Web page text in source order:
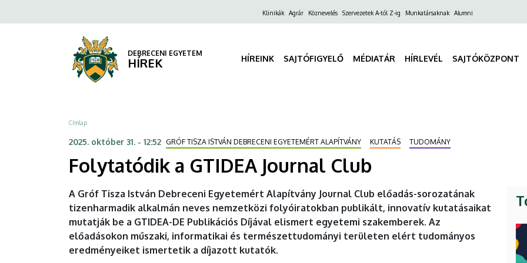
DEBRECENI
EGYETEM
a
FelsőKlinikák Agrár Köznevelés Szervezetek A-tól Z-ig Munkatársaknak Alumni
DEBRECENI EGYETEM
HÍREK HÍREINK SAJTÓFIGYELŐ MÉDIATÁR HÍRLEVÉL SAJTÓKÖZPONT
Morzsa
Címlap
2025. október 31. - 12:52 GRÓF TISZA ISTVÁN DEBRECENI EGYETEMÉRT ALAPÍTVÁNY KUTATÁS TUDOMÁNY
Folytatódik a GTIDEA Journal Club
A Gróf Tisza István Debreceni Egyetemért Alapítvány Journal Club előadás-sorozatának
tizenharmadik alkalmán neves nemzetközi folyóiratokban publikált, innovatív kutatásaikat
mutatják be a GTIDEA-DE Publikációs Díjával elismert egyetemi szakemberek. Az
előadásokon műszaki, informatikai és természettudományi területen elért tudományos
eredményeiket ismertetik a díjazott kutatók.